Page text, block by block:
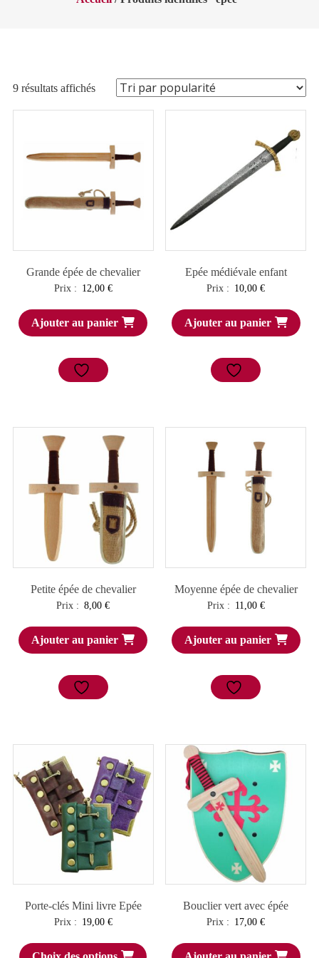
9 résultats affichésTrié
par
Grande épée de chevalier
Prix : 12,00 €
Ajouter au panier
Epée médiévale enfant
Prix : 10,00€
Ajouter au panier
Petite épée de chevalier
Prix : 8,00€
Ajouter au panier
Moyenne épée de chevalier
Prix : 11,00 €
Ajouter au panier
Porte-clés Mini livre Epée
Prix : 19,00 €
Bouclier vert avec épée
Prix : 17,00€